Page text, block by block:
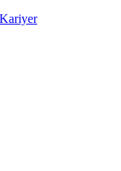
Kariyer